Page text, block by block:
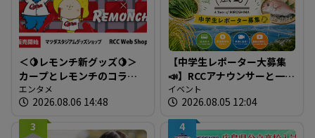
＜🍋レモンチ新グッズ🍋＞
カープとレモンチのコラボ
グッズが登場！
エンタメ
2026.08.06 14:48
【中学生レポーター大募集
📣】RCCアナウンサーと一緒
に「広島の食」の現場を取
材しよう！
イベント
2026.08.05 12:04
3
4